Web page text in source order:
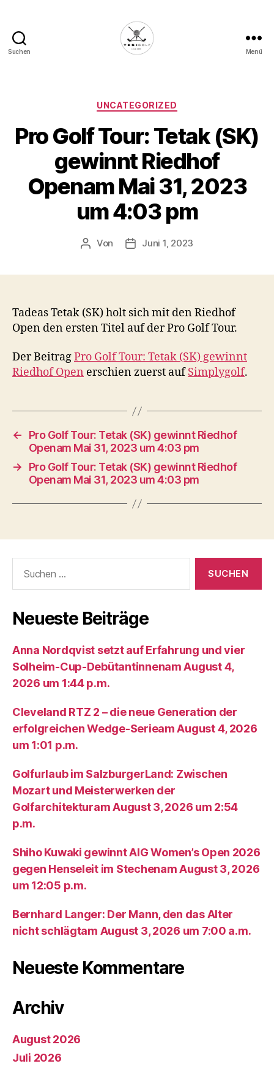
Suchen
Deine
Plattform
für
Golfbegeisterte!
Menü
Kategorien
UNCATEGORIZED
Pro Golf Tour: Tetak (SK)
gewinnt Riedhof
Openam Mai 31, 2023
um 4:03 pm
Beitragsautor
Von Veröffentlichungsdatum
Juni 1, 2023
Tadeas Tetak (SK) holt sich mit den Riedhof
Open den ersten Titel auf der Pro Golf Tour.
Der BeitragPro Golf Tour: Tetak (SK) gewinnt
Riedhof Open erschien zuerst aufSimplygolf.
←
Pro Golf Tour: Tetak (SK) gewinnt Riedhof
Openam Mai 31, 2023 um 4:03 pm
→
Pro Golf Tour: Tetak (SK) gewinnt Riedhof
Openam Mai 31, 2023 um 4:03 pm
nach:
Neueste Beiträge
Anna Nordqvist setzt auf Erfahrung und vier
Solheim-Cup-Debütantinnenam August 4,
2026 um 1:44 p.m.
Cleveland RTZ 2 – die neue Generation der
erfolgreichen Wedge-Serieam August 4, 2026
um 1:01 p.m.
Golfurlaub im SalzburgerLand: Zwischen
Mozart und Meisterwerken der
Golfarchitekturam August 3, 2026 um 2:54
p.m.
Shiho Kuwaki gewinnt AIG Women’s Open 2026
gegen Henseleit im Stechenam August 3, 2026
um 12:05 p.m.
Bernhard Langer: Der Mann, den das Alter
nicht schlägtam August 3, 2026 um 7:00 a.m.
Neueste Kommentare
Archiv
August 2026
Juli 2026